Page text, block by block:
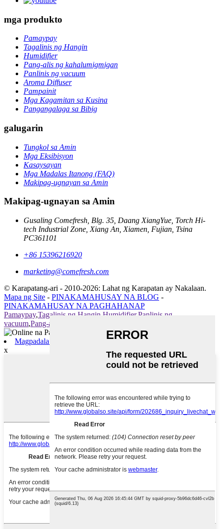
mga produkto
Pamaypay
Tagalinis ng Hangin
Humidifier
Pang-alis ng kahalumigmigan
Panlinis ng vacuum
Aroma Diffuser
Pampainit
Mga Kagamitan sa Kusina
Pangangalaga sa Bibig
galugarin
Tungkol sa Amin
Mga Eksibisyon
Kasaysayan
Mga Madalas Itanong (FAQ)
Makipag-ugnayan sa Amin
Makipag-ugnayan sa Amin
Gusaling Comefresh, Blg. 35, Daang XiangYue, Torch Hi-
tech Industrial Zone, Xiang An, Xiamen, Fujian, Tsina
PC361101
+86 15396216920
marketing@comefresh.com
© Karapatang-ari - 2010-2026: Lahat ng Karapatan ay Nakalaan.
Mapa ng Site - PINAKAMAHUSAY NA BLOG -
PINAKAMAHUSAY NA PAGHAHANAP
Pamaypay,Tagalinis ng Hangin Humidifier,Panlinis ng
vacuum,Pang-alis ng kahalumigmigan
Magpadala ng Email
x